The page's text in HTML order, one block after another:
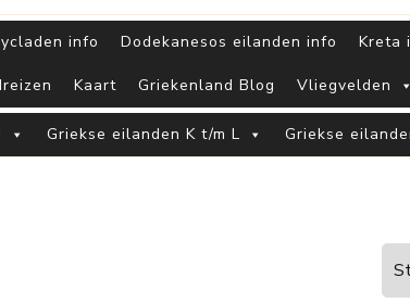
info Dodekanesos eilanden info Kreta
Kaart Griekenland Blog Vliegvelden
Griekse eilanden K t/m L Griekse